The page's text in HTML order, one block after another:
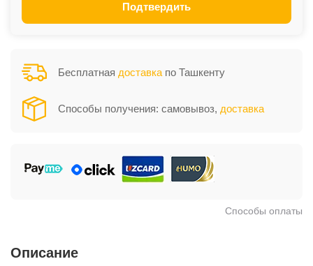
Подтвердить
Бесплатная доставка по Ташкенту
Способы получения: самовывоз, доставка
Способы оплаты
Описание